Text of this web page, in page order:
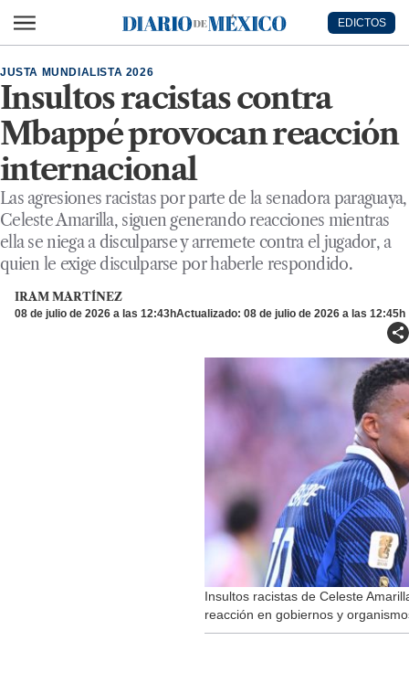
Diario de México
EDICTOS
Insultos racistas contra
Mbappé provocan reacción
internacional
JUSTA MUNDIALISTA 2026
Las agresiones racistas por parte de la senadora paraguaya,
Celeste Amarilla, siguen generando reacciones mientras
ella se niega a disculparse y arremete contra el jugador, a
quien le exige disculparse por haberle respondido.
IRAM MARTÍNEZ
08 de julio de 2026 a las 12:43hActualizado: 08 de julio de 2026 a las 12:45h
Insultos racistas de Celeste
reacción en gobiernos y